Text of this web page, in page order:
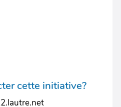
cette initiative?